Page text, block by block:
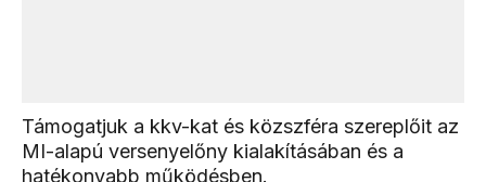
Támogatjuk a kkv-kat és közszféra szereplőit az
MI-alapú versenyelőny kialakításában és a
hatékonyabb működésben.